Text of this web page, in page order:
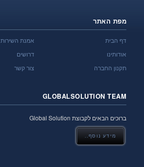
מפת האתר
דף הבית
אמנת השירות
אודותינו
דרושים
תקנון החברה
צור קשר
GLOBALSOLUTION TEAM
ברוכים הבאים לקבוצת Global Solution
מידע נוסף..